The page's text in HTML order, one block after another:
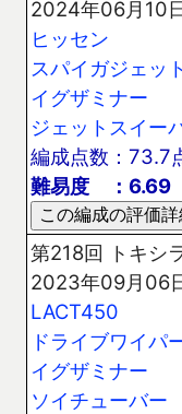
2024年06月10
ヒッセン
スパイガジェット
イグザミナー
ジェットスイー
編成点数：73.7
難易度 ：6.69
第218回 トキシ
2023年09月06
LACT450
ドライブワイパ
イグザミナー
ソイチューバー